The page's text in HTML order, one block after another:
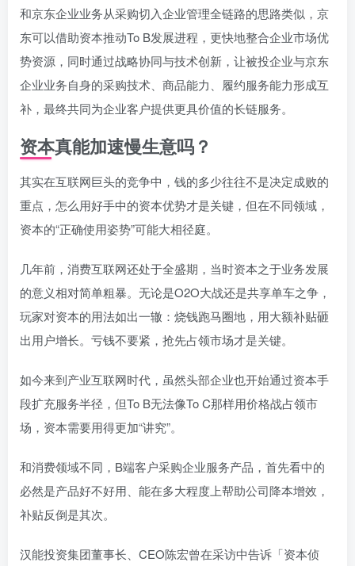
和京东企业业务从采购切入企业管理全链路的思路类似，京
东可以借助资本推动To B发展进程，更快地整合企业市场优
势资源，同时通过战略协同与技术创新，让被投企业与京东
企业业务自身的采购技术、商品能力、履约服务能力形成互
补，最终共同为企业客户提供更具价值的长链服务。
资本真能加速慢生意吗？
其实在互联网巨头的竞争中，钱的多少往往不是决定成败的
重点，怎么用好手中的资本优势才是关键，但在不同领域，
资本的“正确使用姿势”可能大相径庭。
几年前，消费互联网还处于全盛期，当时资本之于业务发展
的意义相对简单粗暴。无论是O2O大战还是共享单车之争，
玩家对资本的用法如出一辙：烧钱跑马圈地，用大额补贴砸
出用户增长。亏钱不要紧，抢先占领市场才是关键。
如今来到产业互联网时代，虽然头部企业也开始通过资本手
段扩充服务半径，但To B无法像To C那样用价格战占领市
场，资本需要用得更加“讲究”。
和消费领域不同，B端客户采购企业服务产品，首先看中的
必然是产品好不好用、能在多大程度上帮助公司降本增效，
补贴反倒是其次。
汉能投资集团董事长、CEO陈宏曾在采访中告诉「资本侦